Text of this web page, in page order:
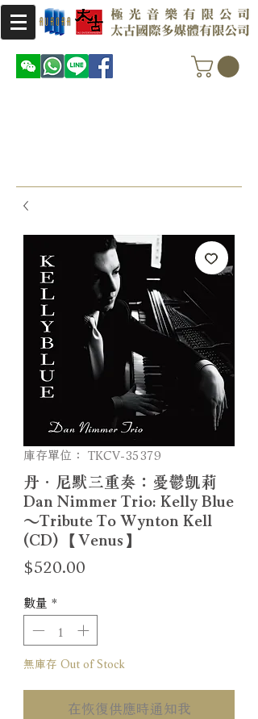
庫存單位： TKCV-35379
丹．尼默三重奏：憂鬱凱莉
Dan Nimmer Trio: Kelly Blue
〜Tribute To Wynton Kell
(CD) 【Venus】
$520.00
數量 *
無庫存 Out of Stock
在恢復供應時通知我